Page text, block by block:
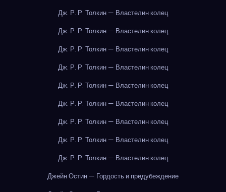
Дж. Р. Р. Толкин — Властелин колец
Дж. Р. Р. Толкин — Властелин колец
Дж. Р. Р. Толкин — Властелин колец
Дж. Р. Р. Толкин — Властелин колец
Дж. Р. Р. Толкин — Властелин колец
Дж. Р. Р. Толкин — Властелин колец
Дж. Р. Р. Толкин — Властелин колец
Дж. Р. Р. Толкин — Властелин колец
Дж. Р. Р. Толкин — Властелин колец
Джейн Остин — Гордость и предубеждение